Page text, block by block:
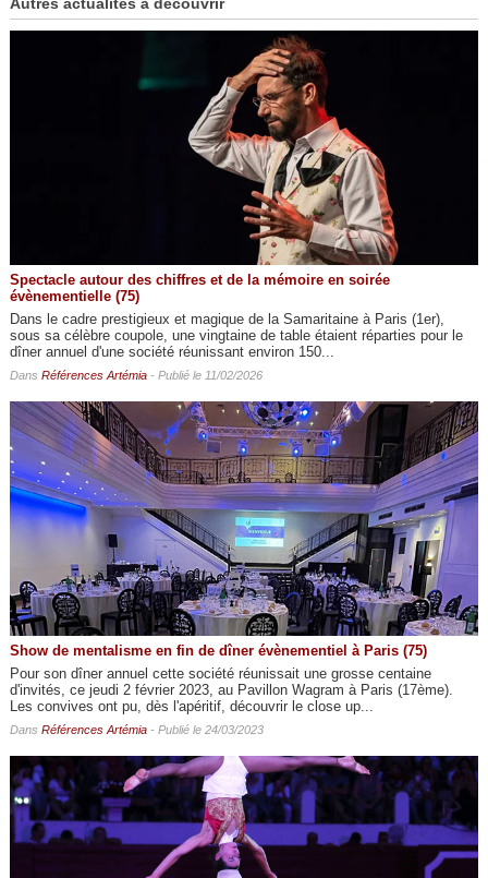
Spectacle autour des chiffres et de la mémoire en soirée
évènementielle (75)
Dans le cadre prestigieux et magique de la Samaritaine à Paris (1er),
sous sa célèbre coupole, une vingtaine de table étaient réparties pour le
dîner annuel d'une société réunissant environ 150...
Dans Références Artémia- Publié le 11/02/2026
Show de mentalisme en fin de dîner évènementiel à Paris (75)
Pour son dîner annuel cette société réunissait une grosse centaine
d'invités, ce jeudi 2 février 2023, au Pavillon Wagram à Paris (17ème).
Les convives ont pu, dès l'apéritif, découvrir le close up...
Dans Références Artémia- Publié le 24/03/2023